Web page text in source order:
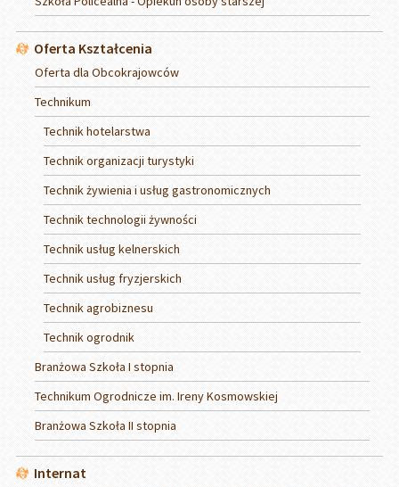
Oferta Kształcenia
Oferta dla Obcokrajowców
Technikum
Technik hotelarstwa
Technik organizacji turystyki
Technik żywienia i usług gastronomicznych
Technik technologii żywności
Technik usług kelnerskich
Technik usług fryzjerskich
Technik agrobiznesu
Technik ogrodnik
Branżowa Szkoła I stopnia
Technikum Ogrodnicze im. Ireny Kosmowskiej
Branżowa Szkoła II stopnia
Internat